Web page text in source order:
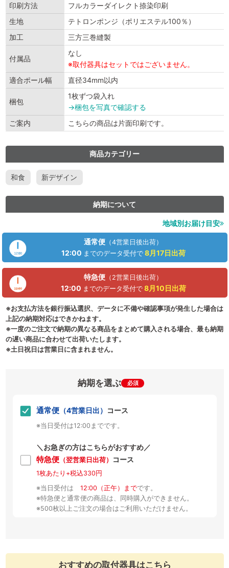
印刷方法
フルカラーダイレクト捺染印刷
生地
テトロンポンジ（ポリエステル100％）
加工
三方三巻縫製
付属品
なし
※取付器具はセットではございません。
適合ポール幅
直径34mm以内
梱包
1枚ずつ袋入れ
→梱包を写真で確認する
ご案内
こちらの商品は片面印刷です。
商品カテゴリー
和食 新デザイン
納期について
地域別お届け目安
通常便 （4営業日後出荷）
12:00 までのデータ受付で 8月17日出荷
特急便 （2営業日後出荷）
12:00 までのデータ受付で 8月10日 出荷
※お支払方法を銀行振込選択、データに不備や確認事項が発生した場合は
上記の納期対応はできかねます。
※一度のご注文で納期の異なる商品をまとめて購入される場合、最も納期
の遅い商品に合わせて出荷いたします。
※土日祝日は営業日に含まれません。
納期を選ぶ 必須
通常便（4営業日出） コース
※当日受付は12:00までです。
＼お急ぎの方はこちらがおすすめ／
特急便 （翌営業日出荷） コース
1枚あたり+税込330円
※当日受付は 12:00（正午）までです。
※特急便と通常便の商品は、同時購入ができません。
※500枚以上ご注文の場合はご利用いただけません。
おすすめの取付器具はこちら